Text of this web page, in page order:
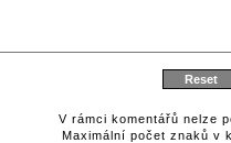
V rámci komentářů nelze
Maximální počet znaků v